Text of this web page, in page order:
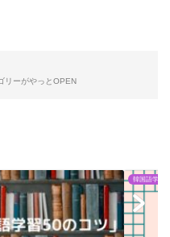
リーがやっとOPEN
韓国語学習